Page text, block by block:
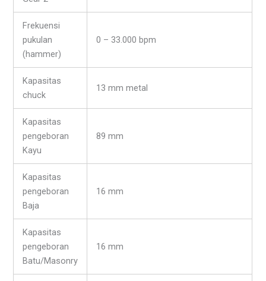
Frekuensi
pukulan
(hammer)
0 – 33.000 bpm
Kapasitas
chuck
13 mm metal
Kapasitas
pengeboran
Kayu
89 mm
Kapasitas
pengeboran
Baja
16 mm
Kapasitas
pengeboran
Batu/Masonry
16 mm